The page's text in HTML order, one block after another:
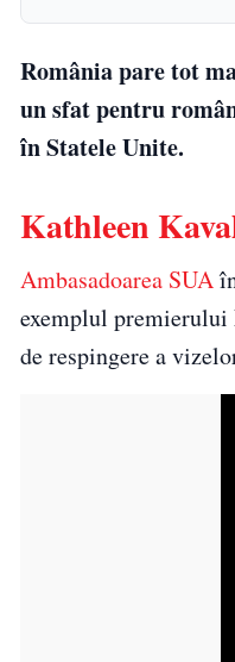
România pare tot
un sfat pentru
în Statele Unite.
Kathleen
Ambasadoarea SUA
exemplul premierului
de respingere a